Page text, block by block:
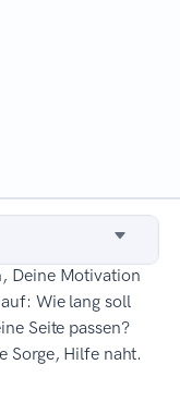
Deine Motivation
Wie lang soll
Seite passen?
Sorge, Hilfe naht.